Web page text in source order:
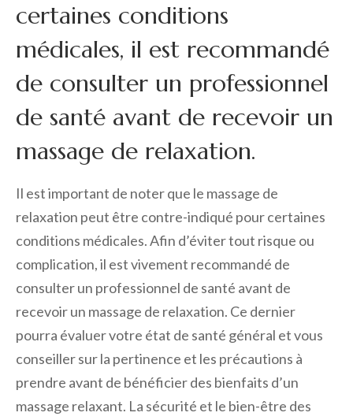
certaines conditions
médicales, il est recommandé
de consulter un professionnel
de santé avant de recevoir un
massage de relaxation.
Il est important de noter que le massage de
relaxation peut être contre-indiqué pour certaines
conditions médicales. Afin d’éviter tout risque ou
complication, il est vivement recommandé de
consulter un professionnel de santé avant de
recevoir un massage de relaxation. Ce dernier
pourra évaluer votre état de santé général et vous
conseiller sur la pertinence et les précautions à
prendre avant de bénéficier des bienfaits d’un
massage relaxant. La sécurité et le bien-être des